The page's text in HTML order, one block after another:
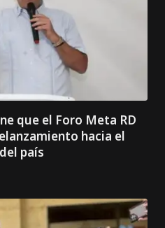
que el Foro Meta RD
hacia el
país